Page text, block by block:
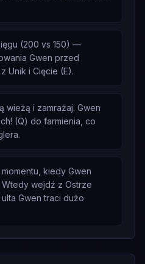
(200 vs 150) —
Gwen przed
Unik i Cięcie (E).
wieżą i zamrażaj. Gwen
(Q) do farmienia, co
kiedy Gwen
wejdź z Ostrze
Gwen traci dużo